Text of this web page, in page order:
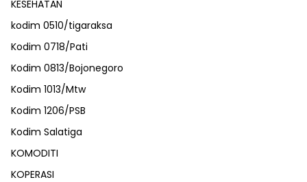
KESEHATAN
kodim 0510/tigaraksa
Kodim 0718/Pati
Kodim 0813/Bojonegoro
Kodim 1013/Mtw
Kodim 1206/PSB
Kodim Salatiga
KOMODITI
KOPERASI